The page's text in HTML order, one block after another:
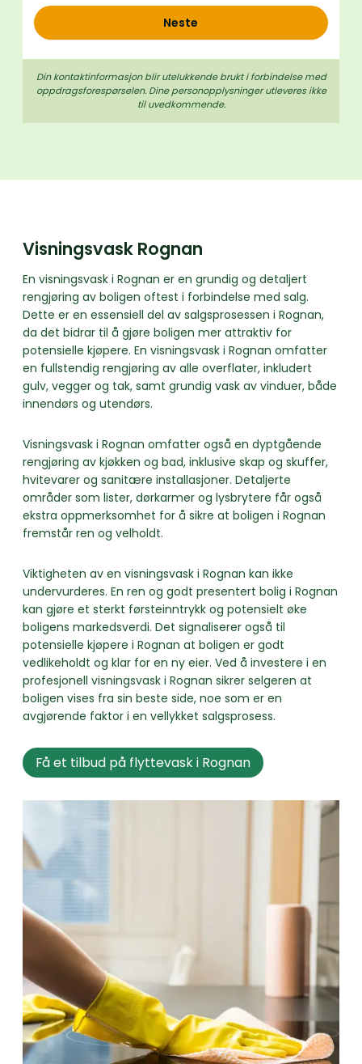
d
Neste
Din kontaktinformasjon blir utelukkende brukt i forbindelse med
oppdrags­forespørselen. Dine person­­opplysninger utleveres ikke
til uvedkommende.
Visningsvask Rognan
En visningsvask i Rognan er en grundig og detaljert
rengjøring av boligen oftest i forbindelse med salg.
Dette er en essensiell del av salgsprosessen i Rognan,
da det bidrar til å gjøre boligen mer attraktiv for
potensielle kjøpere. En visningsvask i Rognan omfatter
en fullstendig rengjøring av alle overflater, inkludert
gulv, vegger og tak, samt grundig vask av vinduer, både
innendørs og utendørs.
Visningsvask i Rognan omfatter også en dyptgående
rengjøring av kjøkken og bad, inklusive skap og skuffer,
hvitevarer og sanitære installasjoner. Detaljerte
områder som lister, dørkarmer og lysbrytere får også
ekstra oppmerksomhet for å sikre at boligen i Rognan
fremstår ren og velholdt.
Viktigheten av en visningsvask i Rognan kan ikke
undervurderes. En ren og godt presentert bolig i Rognan
kan gjøre et sterkt førsteinntrykk og potensielt øke
boligens markedsverdi. Det signaliserer også til
potensielle kjøpere i Rognan at boligen er godt
vedlikeholdt og klar for en ny eier. Ved å investere i en
profesjonell visningsvask i Rognan sikrer selgeren at
boligen vises fra sin beste side, noe som er en
avgjørende faktor i en vellykket salgsprosess.
Få et tilbud på flyttevask i Rognan